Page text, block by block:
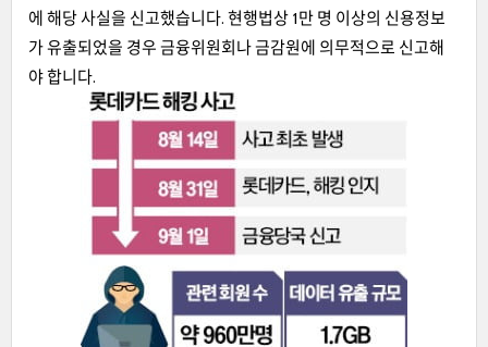
에 해당 사실을 신고했습니다. 현행법상 1만 명 이상의 신용정보
가 유출되었을 경우 금융위원회나 금감원에 의무적으로 신고해
야 합니다.